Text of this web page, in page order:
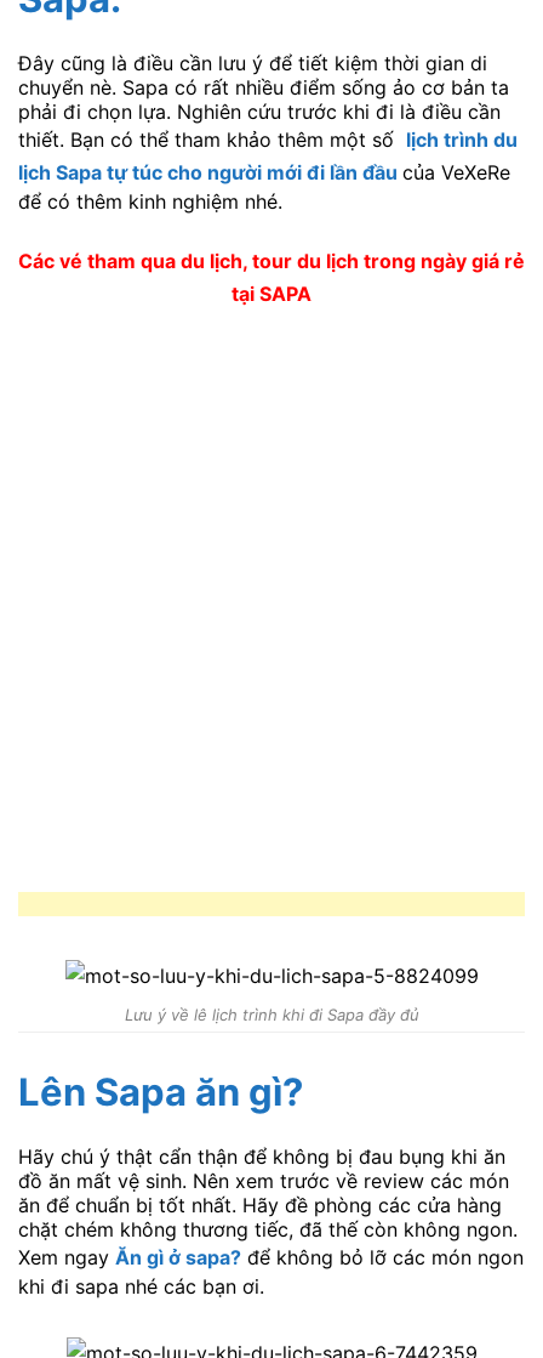
Đây cũng là điều cần lưu ý để tiết kiệm thời gian di
chuyển nè. Sapa có rất nhiều điểm sống ảo cơ bản ta
phải đi chọn lựa. Nghiên cứu trước khi đi là điều cần
thiết. Bạn có thể tham khảo thêm một số lịch trình du
lịch Sapa tự túc cho người mới đi lần đầu của VeXeRe
để có thêm kinh nghiệm nhé.
Các vé tham qua du lịch, tour du lịch trong ngày giá rẻ
tại SAPA
Lưu ý về lê lịch trình khi đi Sapa đầy đủ
Lên Sapa ăn gì?
Hãy chú ý thật cẩn thận để không bị đau bụng khi ăn
đồ ăn mất vệ sinh. Nên xem trước về review các món
ăn để chuẩn bị tốt nhất. Hãy đề phòng các cửa hàng
chặt chém không thương tiếc, đã thế còn không ngon.
Xem ngay Ăn gì ở sapa? để không bỏ lỡ các món ngon
khi đi sapa nhé các bạn ơi.